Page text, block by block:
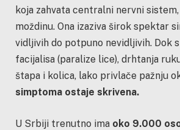
koja zahvata centralni nervni
moždinu. Ona izaziva širok spektar
vidljivih do potpuno nevidljivih. Dok
facijalisa (paralize lice), drhtanja
štapa i kolica, lako privlače pažnju
simptoma ostaje skrivena.
U Srbiji trenutno ima oko 9.000